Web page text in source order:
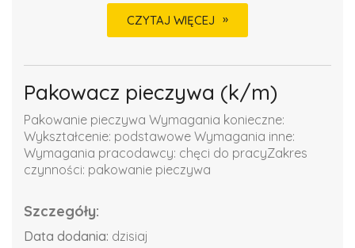
CZYTAJ WIĘCEJ
Pakowacz pieczywa (k/m)
Pakowanie pieczywa Wymagania konieczne:
Wykształcenie: podstawowe Wymagania inne:
Wymagania pracodawcy: chęci do pracyZakres
czynności: pakowanie pieczywa
Szczegóły:
Data dodania: dzisiaj